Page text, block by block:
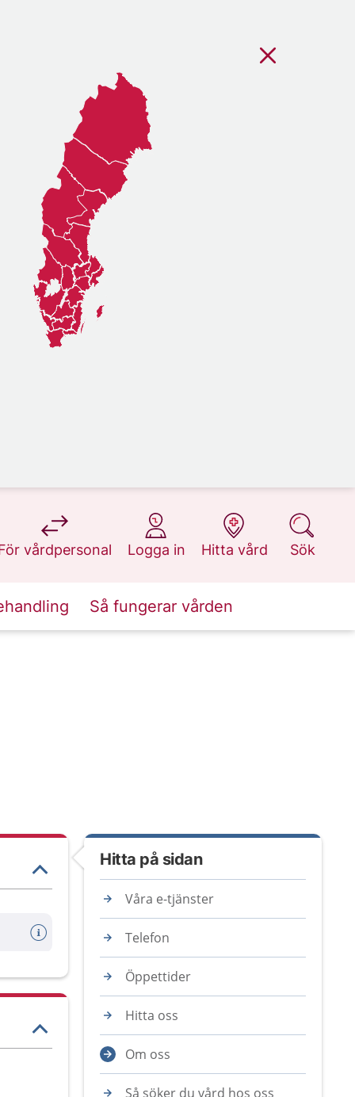
vårdpersonal
på 1177.se
Logga in
på 1177.se
Hitta vård
på 1177.se
Sök
på 1177.se
Så fungerar vården
Hitta på sidan
Våra e-tjänster
Telefon
Öppettider
Hitta oss
Om oss
Så söker du vård hos oss